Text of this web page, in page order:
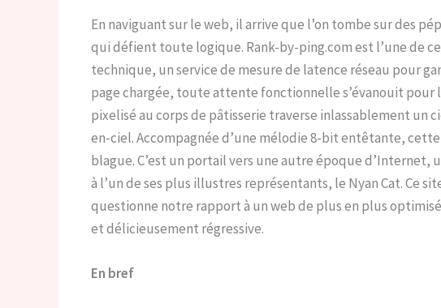
En naviguant sur le web, il arrive que l’on tombe sur des
qui défient toute logique. Rank-by-ping.com est l’une de
technique, un service de mesure de latence réseau pour
page chargée, toute attente fonctionnelle s’évanouit pour
pixelisé au corps de pâtisserie traverse inlassablement un
en-ciel. Accompagnée d’une mélodie 8-bit entêtante,
blague. C’est un portail vers une autre époque d’Internet,
à l’un de ses plus illustres représentants, le Nyan Cat. Ce
questionne notre rapport à un web de plus en plus
et délicieusement régressive.
En bref